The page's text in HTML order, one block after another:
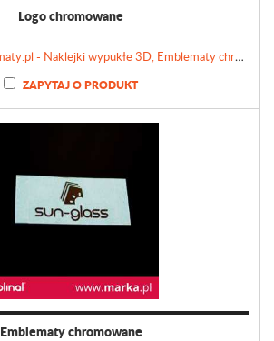
Logo chromowane
POLINAL® - Emblematy.pl - Naklejki wypukłe 3D, Emblematy chromowane, Tabliczki, Etykiety
ZAPYTAJ O PRODUKT
Emblematy chromowane